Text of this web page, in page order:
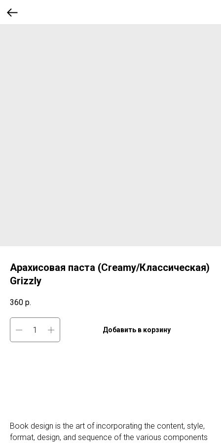
Арахисовая паста (Creamy/Классическая)
Grizzly
360 р.
Добавить в корзину
Book design is the art of incorporating the content, style,
format, design, and sequence of the various components